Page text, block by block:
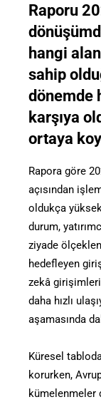
Raporu
hangi
sahip
dönemde
karşıya
ortaya
Rapora göre
açısından
oldukça
durum,
ziyade
hedefleyen
zekâ
daha hızlı
aşamasında
Küresel
korurken,
kümelenmeler